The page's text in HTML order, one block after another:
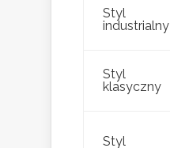
Styl
industrialny
Styl
klasyczny
Styl